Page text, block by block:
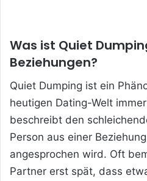
Was ist Quiet
Beziehungen?
Quiet Dumping ist ein
heutigen Dating-Welt
beschreibt den
Person aus einer
angesprochen wird. Oft
Partner erst spät, dass